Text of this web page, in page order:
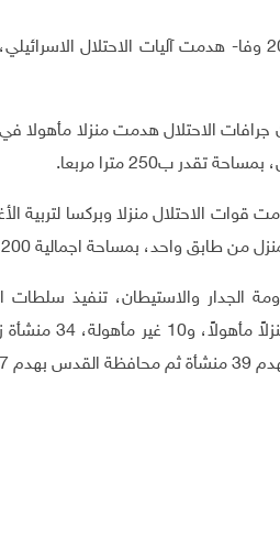
جرافات الاحتلال هدمت منزلا
تقدر ب250 مترا مربعا.
قوات الاحتلال منزلا وبركسا
واحد، بمساحة اجمالية 200 متر مربع، بحجة عدم الترخيص.
منشأة.